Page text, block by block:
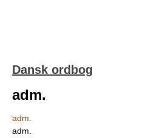
Dansk ordbog
adm.
adm.
adm.